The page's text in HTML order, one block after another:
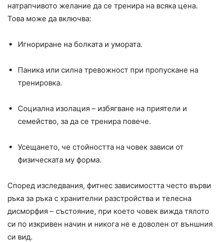
натрапчивото желание да се тренира на всяка цена.
Това може да включва:
Игнориране на болката и умората.
Паника или силна тревожност при пропускане на
тренировка.
Социална изолация – избягване на приятели и
семейство, за да се тренира повече.
Усещането, че стойността на човек зависи от
физическата му форма.
Според изследвания, фитнес зависимостта често върви
ръка за ръка с хранителни разстройства и телесна
дисморфия – състояние, при което човек вижда тялото
си по изкривен начин и никога не е доволен от външния
си вид.